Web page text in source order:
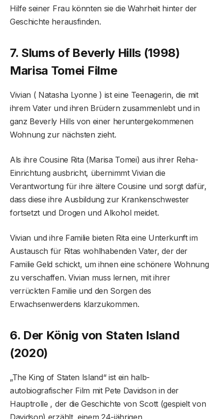
Hilfe seiner Frau könnten sie die Wahrheit hinter der
Geschichte herausfinden.
7. Slums of Beverly Hills (1998)
Marisa Tomei Filme
Vivian ( Natasha Lyonne ) ist eine Teenagerin, die mit
ihrem Vater und ihren Brüdern zusammenlebt und in
ganz Beverly Hills von einer heruntergekommenen
Wohnung zur nächsten zieht.
Als ihre Cousine Rita (Marisa Tomei) aus ihrer Reha-
Einrichtung ausbricht, übernimmt Vivian die
Verantwortung für ihre ältere Cousine und sorgt dafür,
dass diese ihre Ausbildung zur Krankenschwester
fortsetzt und Drogen und Alkohol meidet.
Vivian und ihre Familie bieten Rita eine Unterkunft im
Austausch für Ritas wohlhabenden Vater, der der
Familie Geld schickt, um ihnen eine schönere Wohnung
zu verschaffen. Vivian muss lernen, mit ihrer
verrückten Familie und den Sorgen des
Erwachsenwerdens klarzukommen.
6. Der König von Staten Island
(2020)
„The King of Staten Island“ ist ein halb-
autobiografischer Film mit Pete Davidson in der
Hauptrolle , der die Geschichte von Scott (gespielt von